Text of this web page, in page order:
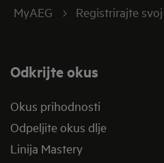
MyAEG Registrirajte
Odkrijte okus
Okus prihodnosti
Odpeljite okus dlje
Linija Mastery